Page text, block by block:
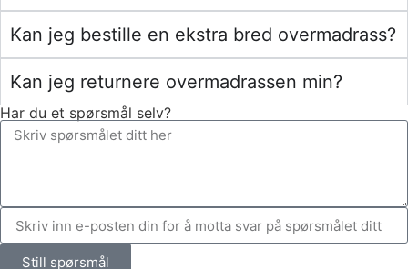
Kan jeg bestille en ekstra bred overmadrass?
Kan jeg returnere overmadrassen min?
Har du et spørsmål selv?
Still spørsmål